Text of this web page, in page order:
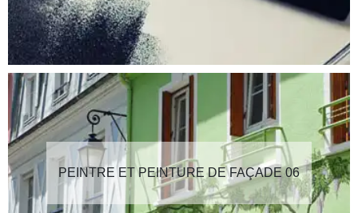
PEINTRE ET PEINTURE DE FAÇADE 06